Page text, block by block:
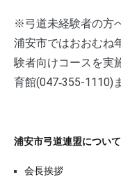
※弓道未経験者の方
浦安市ではおおむね
験者向けコースを実
育館(047‐355-1110)
浦安市弓道連盟について
会長挨拶